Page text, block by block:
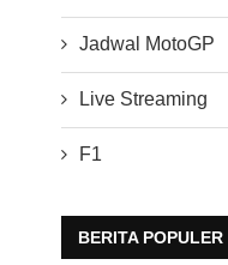
Jadwal MotoGP
Live Streaming
F1
BERITA POPULER